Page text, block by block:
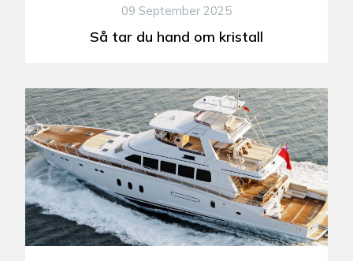
09 September 2025
Så tar du hand om kristall